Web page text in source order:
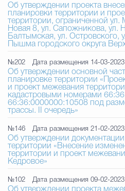
Об утверждении проекта
планировки территории и
территории, ограниченной ул.
Новая 8, ул. Сапожникова, ул.
Балтымская, ул. Островского,
Пышма городского округа
№202 Дата размещения 14-03-2023
Об утверждении основной
планировке территории
и проект межевания
кадастровыми номерами
66:36:0000000:10508 под
трассы. II очередь»
№146 Дата размещения 21-02-2023
Об утверждении
территории «Внесение изменений в проект
территории и проект
Кедровое»
№102 Дата размещения 09-02-2023
Об утверждении проекта